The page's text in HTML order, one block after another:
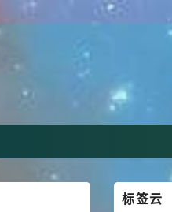
Primary
Sidebar
标签云